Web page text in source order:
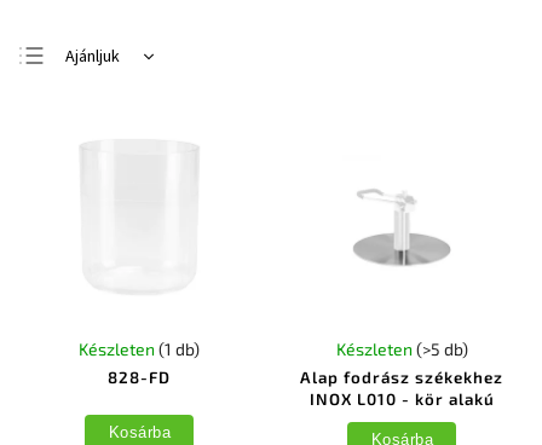
Ajánljuk
828-FD
Készleten(1 db)
Kosárba
Alap fodrász székekhez
INOX L010 - kör alakú
Készleten (>5 db)
Kosárba